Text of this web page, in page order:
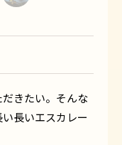
だきたい。そんな
長いエスカレー